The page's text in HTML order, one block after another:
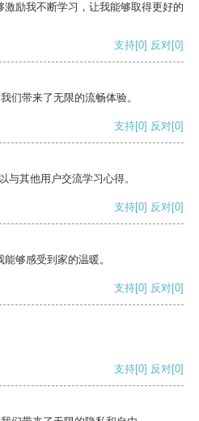
励我不断学习，让我能够取得更好的
支持[0] 反对[0]
们带来了无限的流畅体验。
支持[0] 反对[0]
与其他用户交流学习心得。
支持[0] 反对[0]
够感受到家的温暖。
支持[0] 反对[0]
支持[0] 反对[0]